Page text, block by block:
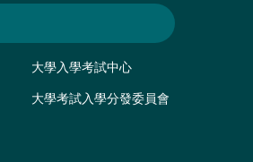
大學入學考試中心
大學考試入學分發委員會